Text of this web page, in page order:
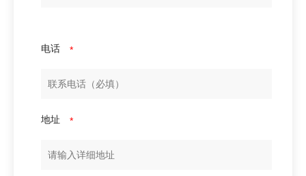
电话 *
地址 *